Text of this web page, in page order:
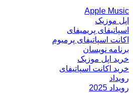
Apple Music
اپل موزیک
اسپاتیفای پریمیفای
اکانت اسپاتیفای پرمیوم
برنامه نویسان
خرید اپل موزیک
خرید اکانت اسپاتیفای
رویداد
رویداد 2025